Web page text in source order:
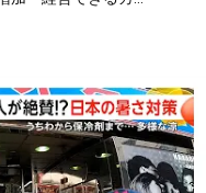
任せ 一方でトラブ
レNEWS〉